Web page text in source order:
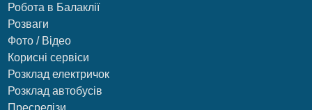
Робота в Балаклії
Розваги
Фото / Відео
Корисні сервіси
Розклад електричок
Розклад автобусів
Пресрелізи